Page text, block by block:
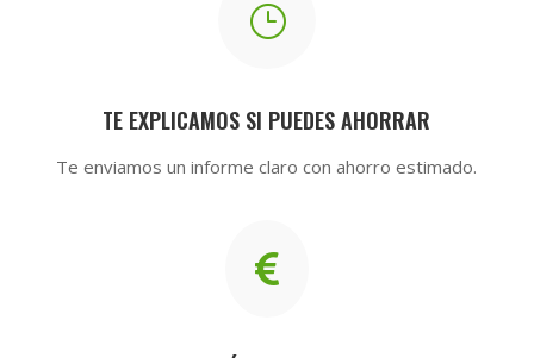
}
TE EXPLICAMOS SI PUEDES AHORRAR
Te enviamos un informe claro con ahorro estimado.
